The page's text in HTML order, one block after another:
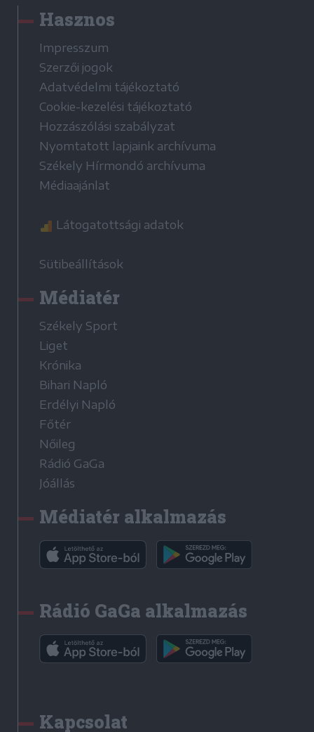
Hasznos
Impresszum
Szerzői jogok
Adatvédelmi tájékoztató
Cookie-kezelési tájékoztató
Hozzászólási szabályzat
Nyomtatott lapjaink archívuma
Székely Hírmondó archívuma
Médiaajánlat
Látogatottsági adatok
Sütibeállítások
Médiatér
Székely Sport
Liget
Krónika
Bihari Napló
Erdélyi Napló
Főtér
Nőileg
Rádió GaGa
Jóállás
Médiatér alkalmazás
Rádió GaGa alkalmazás
Kapcsolat